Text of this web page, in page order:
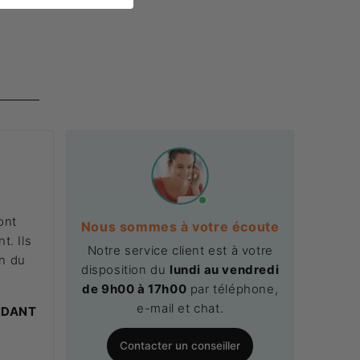
Ils
du
Nous sommes à votre écoute
Notre service client est à votre
disposition du lundi au vendredi
de 9h00 à 17h00 par téléphone,
e-mail et chat.
Contacter un conseiller